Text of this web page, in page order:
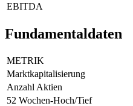
EBITDA
Fundamentaldaten
METRIK
Marktkapitalisierung
Anzahl Aktien
52 Wochen-Hoch/Tief